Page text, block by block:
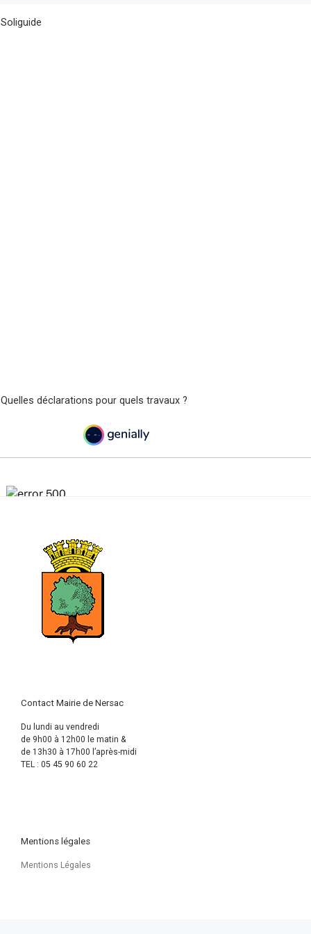
déclarations pour quels travaux ?
Contact Mairie de Nersac
Du lundi au vendredi
de 9h00 à 12h00 le matin &
de 13h30 à 17h00 l’après-midi
TEL : 05 45 90 60 22
Mentions légales
Mentions Légales